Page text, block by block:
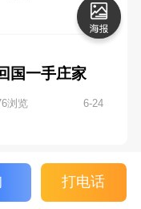
国一手庄家
浏览 6-24
打电话